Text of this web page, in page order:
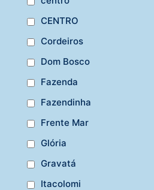
CENTRO
Cordeiros
Dom Bosco
Fazenda
Fazendinha
Frente Mar
Glória
Gravatá
Itacolomi